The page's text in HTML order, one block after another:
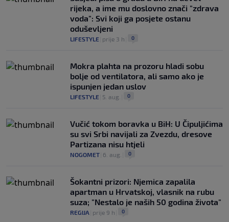
rijeka, a ime mu doslovno znači "zdrava
voda": Svi koji ga posjete ostanu
oduševljeni
LIFESTYLE prije 3 h 0
Mokra plahta na prozoru hladi sobu
bolje od ventilatora, ali samo ako je
ispunjen jedan uslov
LIFESTYLE 5. aug. 0
Vučić tokom boravka u BiH: U Čipuljićima
su svi Srbi navijali za Zvezdu, dresove
Partizana nisu htjeli
NOGOMET 6. aug. 0
Šokantni prizori: Njemica zapalila
apartman u Hrvatskoj, vlasnik na rubu
suza; "Nestalo je naših 50 godina života"
REGIJA prije 9 h 0